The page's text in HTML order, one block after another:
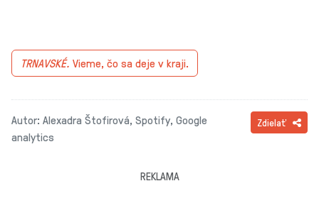
TRNAVSKÉ. Vieme, čo sa deje v kraji.
Autor: Alexadra Štofirová, Spotify, Google
analytics
Zdielať
REKLAMA